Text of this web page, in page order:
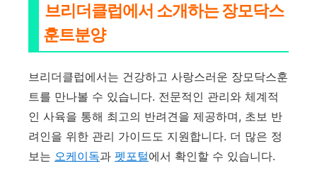
브리더클럽에서 소개하는 장모닥스
훈트분양
브리더클럽에서는 건강하고 사랑스러운 장모닥스훈
트를 만나볼 수 있습니다. 전문적인 관리와 체계적
인 사육을 통해 최고의 반려견을 제공하며, 초보 반
려인을 위한 관리 가이드도 지원합니다. 더 많은 정
보는 오케이독과 펫포털에서 확인할 수 있습니다.